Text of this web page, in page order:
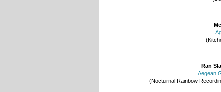
Ran
Aegean
(Nocturnal Rainbow